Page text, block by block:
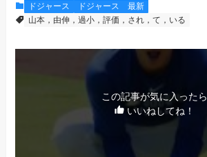
ドジャース
ドジャース 最新
山本，由伸，過小，評価，され，て，いる
この記事が気に入ったら
いいねしてね！